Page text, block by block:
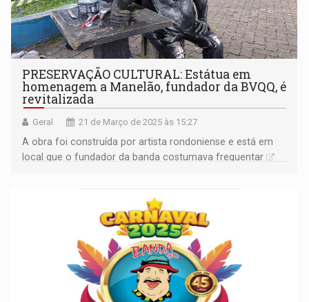
PRESERVAÇÃO CULTURAL: Estátua em
homenagem a Manelão, fundador da BVQQ, é
revitalizada
Geral 21 de Março de 2025 às 15:27
A obra foi construída por artista rondoniense e está em
local que o fundador da banda costumava frequentar